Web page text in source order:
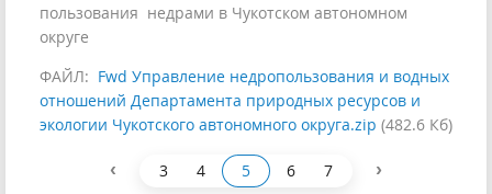
пользования недрами в Чукотском автономном
округе
ФАЙЛ: Fwd Управление недропользования и водных
отношений Департамента природных ресурсов и
экологии Чукотского автономного округа.zip (482.6 Кб)
‹ 3 4 5 6 7 ›